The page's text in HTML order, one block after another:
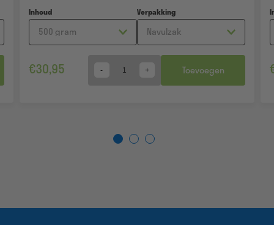
Inhoud Verpakking
€30,95 Quantity Toevoegen